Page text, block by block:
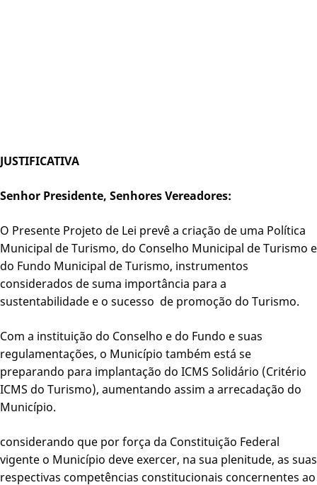
JUSTIFICATIVA
Senhor Presidente, Senhores Vereadores:
O Presente Projeto de Lei prevê a criação de uma Política
Municipal de Turismo, do Conselho Municipal de Turismo e
do Fundo Municipal de Turismo, instrumentos
considerados de suma importância para a
sustentabilidade e o sucesso de promoção do Turismo.
Com a instituição do Conselho e do Fundo e suas
regulamentações, o Município também está se
preparando para implantação do ICMS Solidário (Critério
ICMS do Turismo), aumentando assim a arrecadação do
Município.
considerando que por força da Constituição Federal
vigente o Município deve exercer, na sua plenitude, as suas
respectivas competências constitucionais concernentes ao